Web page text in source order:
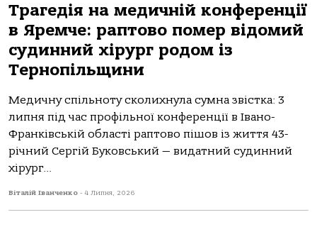
Трагедія на медичній конференції
в Яремче: раптово помер відомий
судинний хірург родом із
Тернопільщини
Медичну спільноту сколихнула сумна звістка: 3
липня під час профільної конференції в Івано-
Франківській області раптово пішов із життя 43-
річний Сергій Буковський — видатний судинний
хірург...
Віталій Іванченко - 4 Липня, 2026